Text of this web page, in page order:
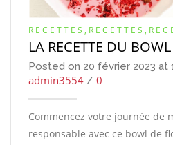
RECETTES , RECETTES ,
LA RECETTE DU
Posted on 20 février 2023 at
admin3554 / 0
Commencez votre journée de
responsable avec ce bowl de